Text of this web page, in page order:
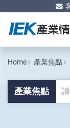
Home 產業焦點
產業焦點